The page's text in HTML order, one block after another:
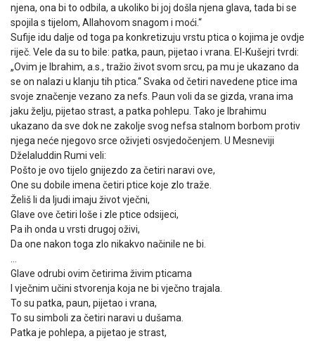
njena, ona bi to odbila, a ukoliko bi joj došla njena glava, tada bi se
spojila s tijelom, Allahovom snagom i moći.“
Sufije idu dalje od toga pa konkretizuju vrstu ptica o kojima je ovdje
riječ. Vele da su to bile: patka, paun, pijetao i vrana. El-Kušejri tvrdi:
„Ovim je Ibrahim, a.s., tražio život svom srcu, pa mu je ukazano da
se on nalazi u klanju tih ptica.“ Svaka od četiri navedene ptice ima
svoje značenje vezano za nefs. Paun voli da se gizda, vrana ima
jaku želju, pijetao strast, a patka pohlepu. Tako je Ibrahimu
ukazano da sve dok ne zakolje svog nefsa stalnom borbom protiv
njega neće njegovo srce oživjeti osvjedočenjem. U Mesneviji
Dželaluddin Rumi veli:
Pošto je ovo tijelo gnijezdo za četiri naravi ove,
One su dobile imena četiri ptice koje zlo traže.
Želiš li da ljudi imaju život vječni,
Glave ove četiri loše i zle ptice odsijeci,
Pa ih onda u vrsti drugoj oživi,
Da one nakon toga zlo nikakvo načinile ne bi.
…
Glave odrubi ovim četirima živim pticama
I vječnim učini stvorenja koja ne bi vječno trajala.
To su patka, paun, pijetao i vrana,
To su simboli za četiri naravi u dušama.
Patka je pohlepa, a pijetao je strast,